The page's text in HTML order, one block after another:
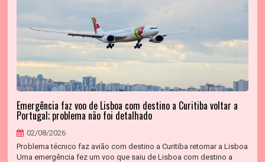
Emergência faz voo de Lisboa com destino a Curitiba voltar a
Portugal; problema não foi detalhado
02/08/2026
Problema técnico faz avião com destino a Curitiba retornar a Lisboa
Uma emergência fez um voo que saiu de Lisboa com destino a